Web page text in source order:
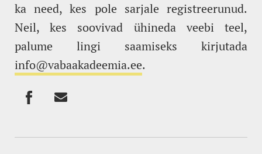
ka need, kes pole sarjale registreerunud.
Neil, kes soovivad ühineda veebi teel,
palume lingi saamiseks kirjutada
info@vabaakadeemia.ee.